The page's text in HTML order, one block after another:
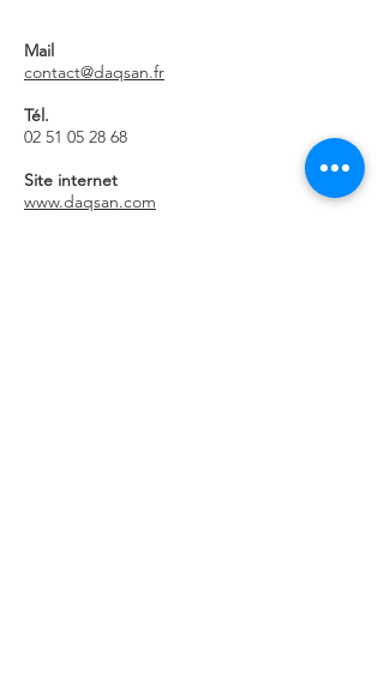
Mail
contact@daqsan.fr
Tél.
02 51 05 28 68
Site internet
www.daqsan.com